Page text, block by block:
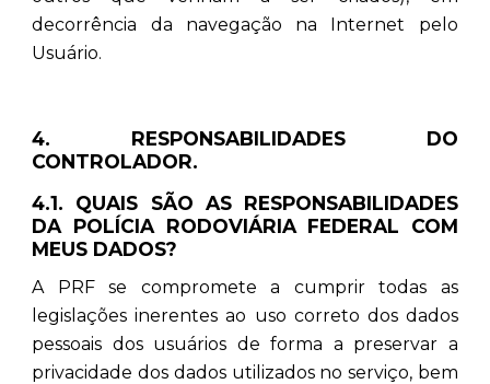
decorrência da navegação na Internet pelo
Usuário.
4. RESPONSABILIDADES DO
CONTROLADOR.
4.1. QUAIS SÃO AS RESPONSABILIDADES
DA POLÍCIA RODOVIÁRIA FEDERAL COM
MEUS DADOS?
A PRF se compromete a cumprir todas as
legislações inerentes ao uso correto dos dados
pessoais dos usuários de forma a preservar a
privacidade dos dados utilizados no serviço, bem